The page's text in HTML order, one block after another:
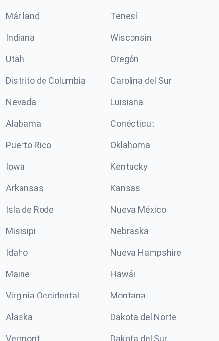
Máriland Tenesí
Indiana Wisconsin
Utah Oregón
Distrito de Columbia Carolina del Sur
Nevada Luisiana
Alabama Conécticut
Puerto Rico Oklahoma
Iowa Kentucky
Arkansas Kansas
Isla de Rode Nueva México
Misisipi Nebraska
Idaho Nueva Hampshire
Maine Hawái
Virginia Occidental Montana
Alaska Dakota del Norte
Vermont Dakota del Sur